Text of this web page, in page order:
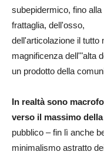
subepidermico, fino alla
frattaglia, dell'osso,
dell'articolazione il tutto
magnificenza dell'"alta
un prodotto della
In realtà sono
verso il massimo
pubblico – fin lì anche
minimalismo astratto